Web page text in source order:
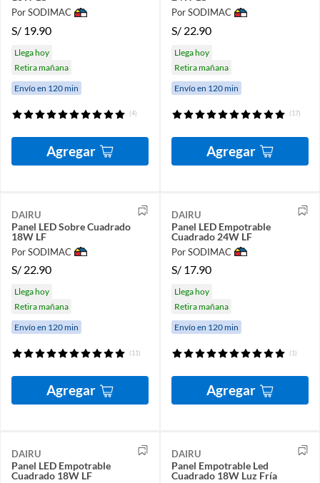
Por SODIMAC
S/ 19.90
Llega hoy
Retira mañana
Envío en 120 min
(4)
Agregar
Por SODIMAC
S/ 22.90
Llega hoy
Retira mañana
Envío en 120 min
(17)
Agregar
DAIRU
Panel LED Sobre Cuadrado
18W LF
Por SODIMAC
S/ 22.90
Llega hoy
Retira mañana
Envío en 120 min
(11)
Agregar
DAIRU
Panel LED Empotrable
Cuadrado 24W LF
Por SODIMAC
S/ 17.90
Llega hoy
Retira mañana
Envío en 120 min
(1)
Agregar
DAIRU
Panel LED Empotrable
Cuadrado 18W LF
DAIRU
Panel Empotrable Led
Cuadrado 18W Luz Fría